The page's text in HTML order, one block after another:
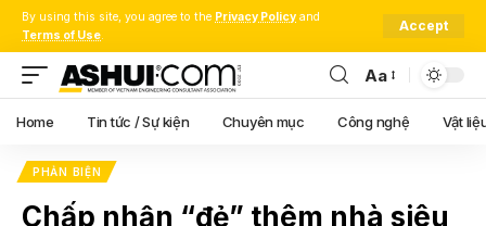
By using this site, you agree to the Privacy Policy and
Terms of Use.
Accept
Font
Resizer
Aa
Home Tin tức / Sự kiện Chuyên mục Công nghệ Vật
PHẢN BIỆN
Chấp nhận “đẻ” thêm nhà siêu